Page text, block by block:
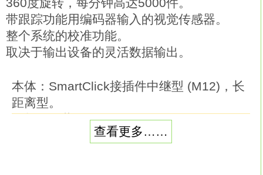
带跟踪功能用编码器输入的视觉传感器。
整个系统的校准功能。
取决于输出设备的灵活数据输出。
本体：SmartClick接插件中继型 (M12)，长
距离型。
形状：屏蔽，M12。
检测距离：4mm。查看更多……